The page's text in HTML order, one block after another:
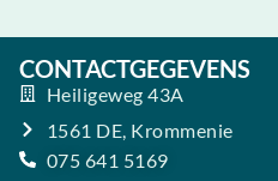
CONTACTGEGEVENS
Heiligeweg 43A
1561 DE, Krommenie
075 641 5169